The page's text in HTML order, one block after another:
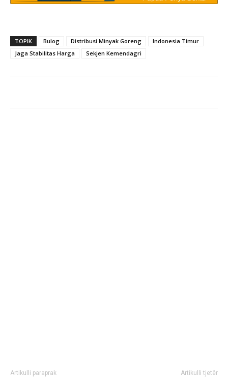
TOPIK Bulog Distribusi Minyak Goreng
Indonesia Timur
Jaga Stabilitas Harga
Sekjen Kemendagri
Artikulli paraprak Artikulli tjetër